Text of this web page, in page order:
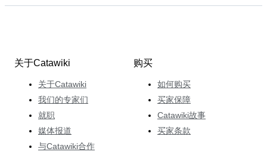
关于Catawiki
关于Catawiki
我们的专家们
就职
媒体报道
与Catawiki合作
购买
如何购买
买家保障
Catawiki故事
买家条款